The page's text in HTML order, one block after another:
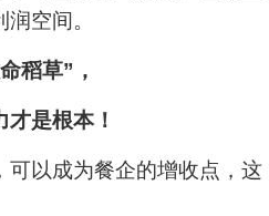
空间。
稻草”，
是根本！
以成为餐企的增收点，这